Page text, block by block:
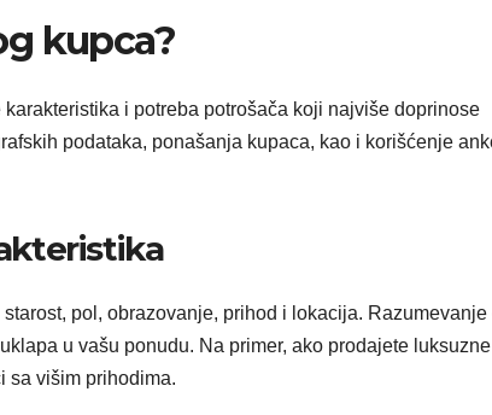
kupca?
i potreba potrošača koji najviše doprinose
podataka, ponašanja kupaca, kao i korišćenje
pol, obrazovanje, prihod i lokacija. Razumevanje
u vašu ponudu. Na primer, ako prodajete luksuzne
sa višim prihodima.